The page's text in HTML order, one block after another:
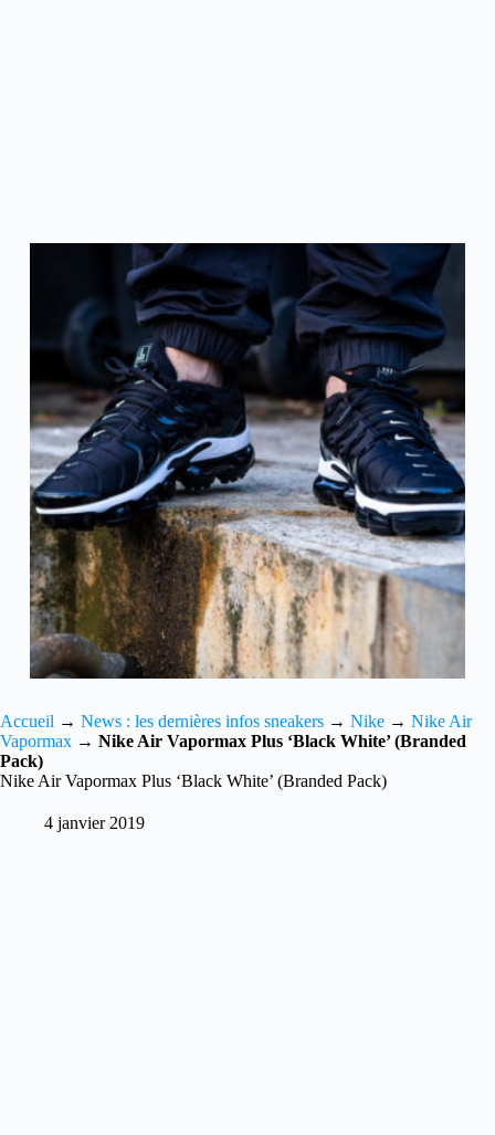
Accueil → News : les dernières infos sneakers → Nike → Nike Air
Vapormax → Nike Air Vapormax Plus ‘Black White’ (Branded
Pack)
Nike Air Vapormax Plus ‘Black White’ (Branded Pack)
4 janvier 2019